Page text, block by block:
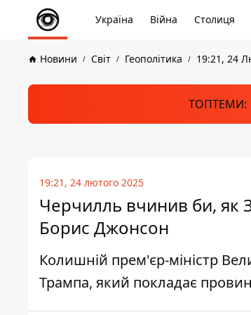
Україна Війна Столиця
Новини Світ Геополітика 19:21, 24
ТОПТЕМИ:
19:21, 24 лютого 2025
Черчилль вчинив би, як
Борис Джонсон
Колишній прем'єр-міністр
Трампа, який покладає